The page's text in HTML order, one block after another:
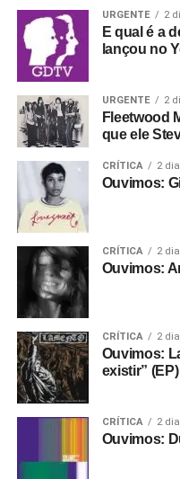
URGENTE 2
E qual é a
lançou no
URGENTE 2
Fleetwood
que ele
CRÍTICA 2
Ouvimos:
CRÍTICA 2
Ouvimos:
CRÍTICA 2
Ouvimos:
existir” (EP)
CRÍTICA 2
Ouvimos: